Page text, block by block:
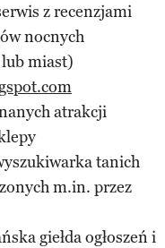
z recenzjami
nocnych
miast)
atrakcji
tanich
m.in. przez
giełda ogłoszeń i